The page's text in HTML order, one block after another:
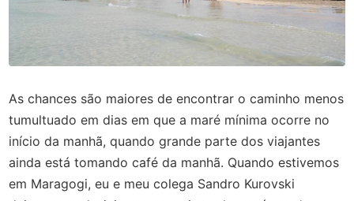
As chances são maiores de encontrar o caminho menos
tumultuado em dias em que a maré mínima ocorre no
início da manhã, quando grande parte dos viajantes
ainda está tomando café da manhã. Quando estivemos
em Maragogi, eu e meu colega Sandro Kurovski